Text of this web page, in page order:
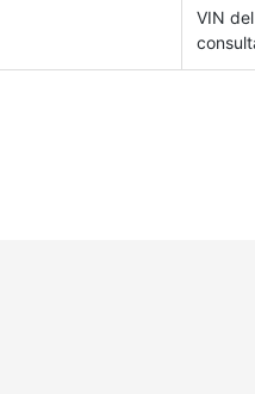
VIN